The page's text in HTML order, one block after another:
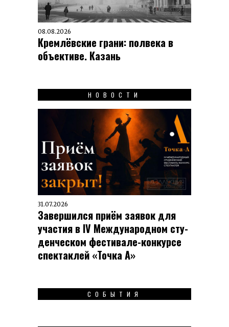
08.08.2026
Кремлёвские грани: полвека в
объективе. Казань
НОВОСТИ
31.07.2026
Завершился приём заявок для
участия в IV Меж­ду­на­род­ном сту­
ден­чес­ком фес­ти­вале-кон­кур­се
спек­таклей «Точка А»
СОБЫТИЯ